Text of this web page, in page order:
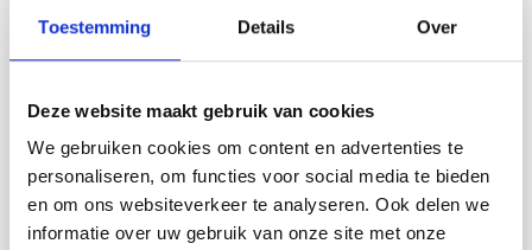
Toestemming Details Over
Deze website maakt gebruik van cookies
We gebruiken cookies om content en advertenties te
personaliseren, om functies voor social media te bieden
en om ons websiteverkeer te analyseren. Ook delen we
informatie over uw gebruik van onze site met onze
37-27 Warm Snuggles Kids by
DROPS Design
Conception DROPS : Modèle as-003-bn
Groupe de fils B + C ou D
-------------------------------------------------- -----
TAILLE:
2 - 3/5 - 6/9 - 10/12 ans